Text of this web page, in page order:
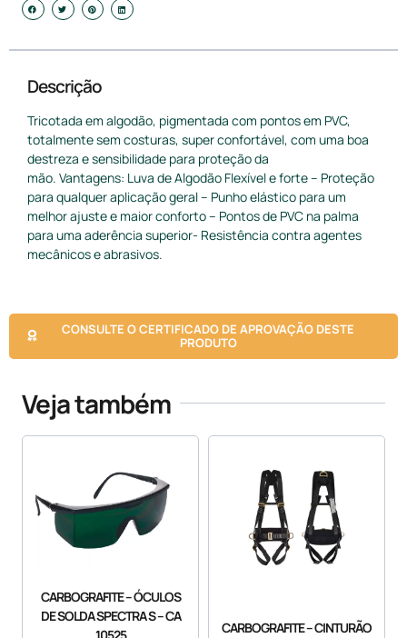
Descrição
Tricotada em algodão, pigmentada com pontos em PVC,
totalmente sem costuras, super confortável, com uma boa
destreza e sensibilidade para proteção da
mão. Vantagens: Luva de Algodão Flexível e forte – Proteção
para qualquer aplicação geral – Punho elástico para um
melhor ajuste e maior conforto – Pontos de PVC na palma
para uma aderência superior- Resistência contra agentes
mecânicos e abrasivos.
CONSULTE O CERTIFICADO DE APROVAÇÃO DESTE
PRODUTO
Veja também
CARBOGRAFITE – ÓCULOS
DE SOLDA SPECTRA S – CA
CARBOGRAFITE – CINTURÃO